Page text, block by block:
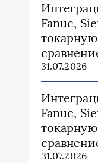
Fanuc,
31.07.2026
Fanuc,
31.07.2026